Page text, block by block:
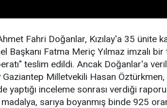
Fahri Doğanlar, Kızılay'a 35 ünite
Başkanı Fatma Meriç Yılmaz imzalı
teslim edildi. Ancak Doğanlar'a
Gaziantep Milletvekili Hasan
yaptığı inceleme sonrası verdiği
sarıya boyanmış binde 925